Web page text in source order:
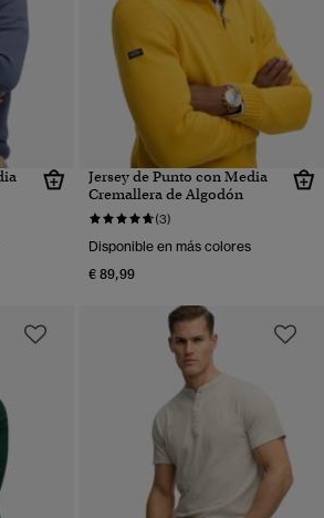
Jersey de Punto con Media
Cremallera de Algodón
(3)
Disponible en más colores
€ 89,99